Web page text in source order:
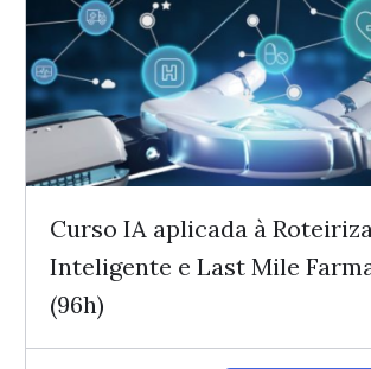
Curso IA aplicada à
Inteligente e Last Mile
(96h)